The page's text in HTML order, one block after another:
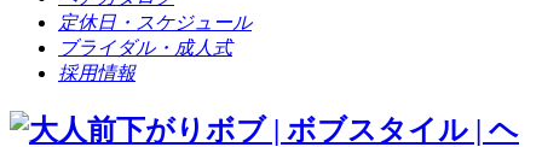
定休日・スケジュール
ブライダル・成人式
採用情報